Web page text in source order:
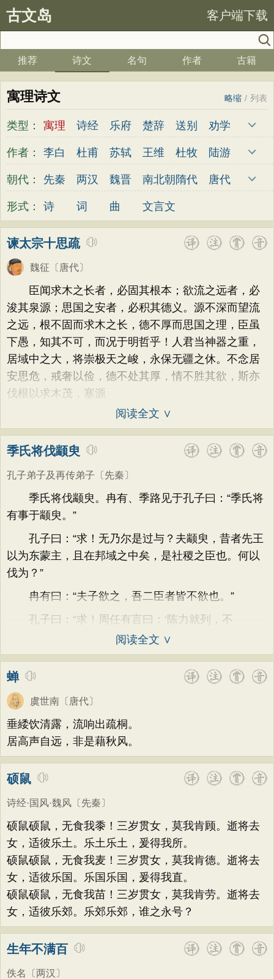
古文岛 客户端下载
推荐 诗文 名句 作者 古籍
寓理诗文 列表
/
略缩
类型： 寓理 诗经 乐府 楚辞 送别
劝学
边塞
儿童 春天 夏天 秋天
冬天
咏史
散文 闺怨 抒情
读书
秋思 梅花
叙事
饮酒
落花 桃花 写雨 青春
写山
劝学
论诗 游仙 节日
春节
元宵节
寒食节 清明节
端午节
七夕节
中秋节
重阳节
托物言志
初中古诗
小学文言文
初中文言文
高中文言文
唐诗三百首
宋词三百首
古诗十九首
作者： 李白 杜甫 苏轼 王维 杜牧
陆游
李煜
元稹 韩愈 岑参 齐己
贾岛
皎然
许浑 罗隐 贯休 韦庄
屈原
王勃
张祜 岳飞
姚合
卢纶
秦观
方干
李峤 赵嘏 贺铸 郑谷
郑燮
张说
张炎 白居易 辛弃疾
李清照
刘禹锡
李商隐 陶渊明
孟浩然
柳宗元
王安石 欧阳修
韦应物
温庭筠
刘长卿 王昌龄
杨万里
诸葛亮
范仲淹
杜荀鹤 吴文英
皮日休
左丘明 张九龄
权德舆
卓文君
文天祥
刘辰翁
纳兰性德
朝代： 先秦 两汉 魏晋 南北朝 隋代
唐代
五代
宋代 金朝 元代
形式： 诗 词 曲 文言文
谏太宗十思疏
魏征 〔唐代〕
臣闻求木之长者，必固其根本；欲流之远者，必
浚其泉源；思国之安者，必积其德义。源不深而望流
之远，根不固而求木之长，德不厚而思国之理，臣虽
下愚，知其不可，而况于明哲乎！人君当神器之重，
居域中之大，将崇极天之峻，永保无疆之休。不念居
安思危，戒奢以俭，德不处其厚，情不胜其欲，斯亦
伐根以求木茂，塞源
阅读全文 ∨
季氏将伐颛臾
孔子弟子及再传弟子 〔先秦〕
季氏将伐颛臾。冉有、季路见于孔子曰：“季氏将
有事于颛臾。”
孔子曰：“求！无乃尔是过与？夫颛臾，昔者先王
以为东蒙主，且在邦域之中矣，是社稷之臣也。何以
伐为？”
冉有曰：“夫子欲之，吾二臣者皆不欲也。”
孔子曰：“求！周任有言曰：‘陈力就列，不
阅读全文 ∨
蝉
虞世南 〔唐代〕
垂緌饮清露，流响出疏桐。
居高声自远，非是藉秋风。
硕鼠
诗经·国风·魏风 〔先秦〕
硕鼠硕鼠，无食我黍！三岁贯女，莫我肯顾。逝将去
女，适彼乐土。乐土乐土，爰得我所。
硕鼠硕鼠，无食我麦！三岁贯女，莫我肯德。逝将去
女，适彼乐国。乐国乐国，爰得我直。
硕鼠硕鼠，无食我苗！三岁贯女，莫我肯劳。逝将去
女，适彼乐郊。乐郊乐郊，谁之永号？
生年不满百
佚名 〔两汉〕